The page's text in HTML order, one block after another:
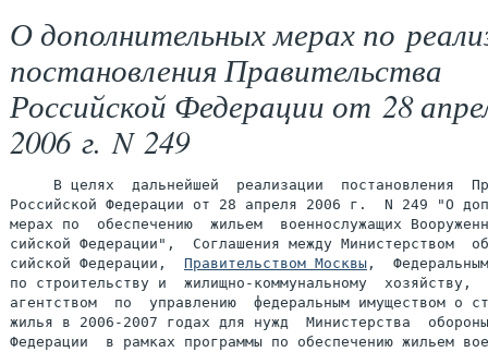
О дополнительных мерах по
постановления Правительства
Российской Федерации от 28
2006 г. N 249
В целях  дальнейшей  реализации  постановления
Российской Федерации от 28 апреля 2006 г.  N 249 "О
мерах по  обеспечению  жильем  военнослужащих
сийской Федерации",  Соглашения между Министерством
сийской Федерации, Правительством Москвы ,
по строительству и  жилищно-коммунальному  хозяйству,
агентством  по  управлению  федеральным имуществом о
жилья в 2006-2007 годах для нужд  Министерства
Федерации  в рамках программы по обеспечению жильем